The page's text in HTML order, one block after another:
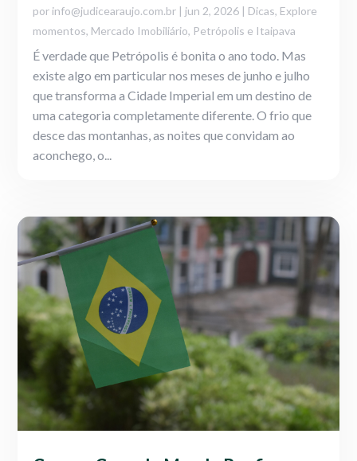
por info@judicearaujo.com.br | jun 2, 2026 | Dicas, Explore
momentos, Mercado Imobiliário, Petrópolis e Itaipava
É verdade que Petrópolis é bonita o ano todo. Mas
existe algo em particular nos meses de junho e julho
que transforma a Cidade Imperial em um destino de
uma categoria completamente diferente. O frio que
desce das montanhas, as noites que convidam ao
aconchego, o...